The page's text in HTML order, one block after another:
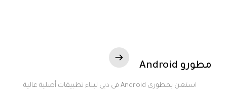
مطورو Android
استعن بمطوري Android في دبي لبناء تطبيقات أصلية عالية